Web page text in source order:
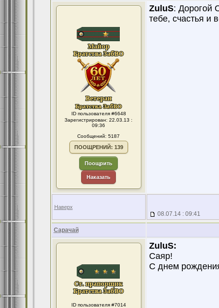
ID пользователя #6648
Зарегистрирован: 22.03.13 :
09:36
Сообщений: 5187
ПООЩРЕНИЙ: 139
Поощрить
Наказать
ZuluS: Дорогой
тебе, счастья и
Наверх
08.07.14 : 09:41
Сарачай
ID пользователя #7014
ZuluS:
Саяр!
С днем